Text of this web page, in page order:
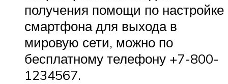
получения помощи по настройке
смартфона для выхода в
мировую сети, можно по
бесплатному телефону +7-800-
1234567.